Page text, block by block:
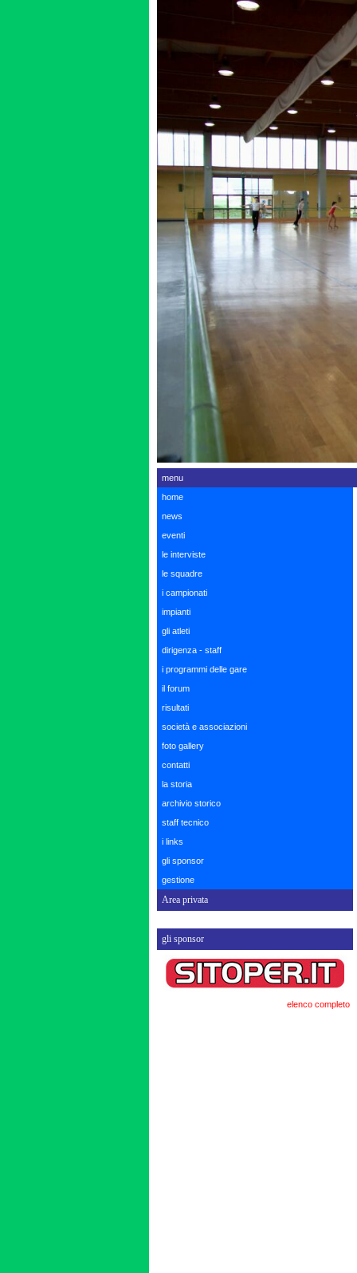
menu
home
news
eventi
le interviste
le squadre
i campionati
impianti
gli atleti
dirigenza - staff
i programmi delle gare
il forum
risultati
società e associazioni
foto gallery
contatti
la storia
archivio storico
staff tecnico
i links
gli sponsor
gestione
Area privata
gli sponsor
elenco completo